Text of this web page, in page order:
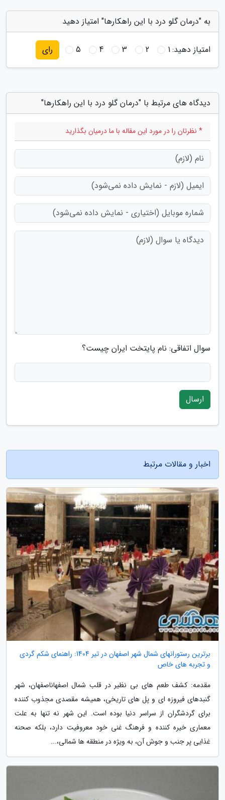
به "درمان گلو درد با این راهکارها" امتیاز دهید
امتیاز دهید:1
2
3
4
5 رای
دیدگاه های مرتبط با "درمان گلو درد با این راهکارها"
* نظرتان را در مورد این مقاله با ما درمیان بگذارید
سوال اتفاقی: نام پایتخت ایران چیست؟
ارسال
اخبار و مقالات مرتبط
برترین رستورانهای شمال شهر اصفهان در تیر 1404: راهنمای شکم گردی
و تجربه های خاص
مقدمه: کشف طعم های بی نظیر در قلب شمال اصفهاناصفهان، شهر
گنبدهای فیروزه ای و پل های تاریخی، همیشه مقصدی مجذوب کننده
برای گردشگران از سراسر دنیا بوده است. این شهر نه تنها به علت
معماری خیره کننده و فرهنگ غنی خود معروفیت دارد، بلکه صحنه
غذایی پر جنب و جوش آن، به ویژه در منطقه ها شمالی،...